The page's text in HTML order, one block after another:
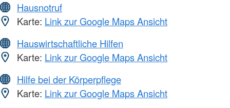
Hausnotruf
Karte: Link zur Google Maps Ansicht
Hauswirtschaftliche Hilfen
Karte: Link zur Google Maps Ansicht
Hilfe bei der Körperpflege
Karte: Link zur Google Maps Ansicht